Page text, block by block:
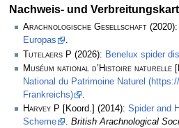
Nachweis- und
Arachnologische Gesellschaft (2020):
Europas
.
Tutelaers P (2026): Benelux spider
Muséum national d’Histoire naturelle
National du Patrimoine Naturel
Frankreichs)
.
Harvey P [Koord.] (2014): Spider and
Scheme
. British Arachnological